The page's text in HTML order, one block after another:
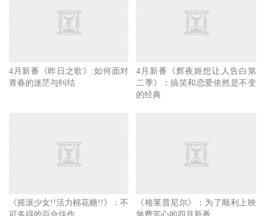
4月新番《昨日之歌》:如何面对
青春的迷茫与纠结
4月新番《辉夜姬想让人告白第
二季》：搞笑和恋爱依然是不变
的经典
《摇滚少女!!活力棉花糖!!》：不
《格莱普尼尔》：为了顺利上映